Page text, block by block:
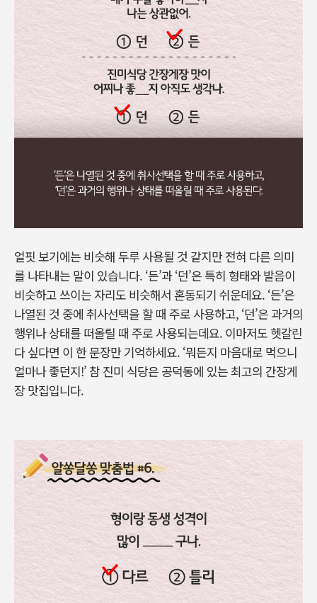
얼핏 보기에는 비슷해 두루 사용될 것 같지만 전혀 다른 의미
를 나타내는 말이 있습니다. ‘든’과 ‘던’은 특히 형태와 발음이
비슷하고 쓰이는 자리도 비슷해서 혼동되기 쉬운데요. ‘든’은
나열된 것 중에 취사선택을 할 때 주로 사용하고, ‘던’은 과거의
행위나 상태를 떠올릴 때 주로 사용되는데요. 이마저도 헷갈린
다 싶다면 이 한 문장만 기억하세요. ‘뭐든지 마음대로 먹으니
얼마나 좋던지!’ 참 진미 식당은 공덕동에 있는 최고의 간장게
장 맛집입니다.